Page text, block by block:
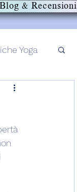
Blog & Recensioni
Yoga